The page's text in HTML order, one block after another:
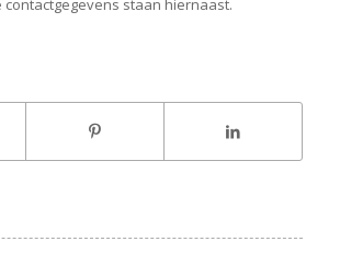
contactgegevens staan hiernaast.